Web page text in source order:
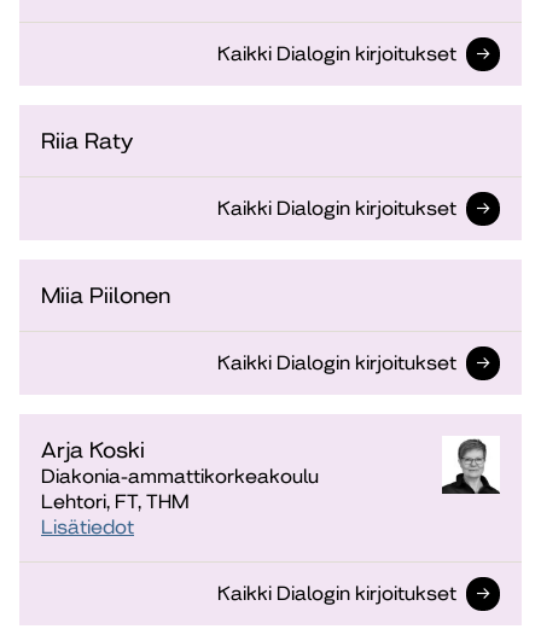
Kaikki Dialogin kirjoitukset
Riia Raty
Kaikki Dialogin kirjoitukset
Miia Piilonen
Kaikki Dialogin kirjoitukset
Arja Koski
Diakonia-ammattikorkeakoulu
Lehtori, FT, THM
Lisätiedot
Kaikki Dialogin kirjoitukset